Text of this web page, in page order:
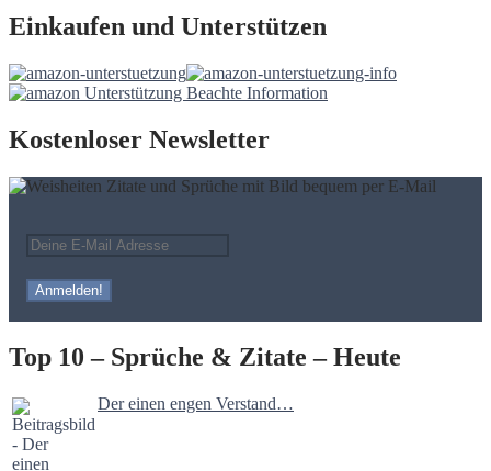
Einkaufen und Unterstützen
Kostenloser Newsletter
Top 10 – Sprüche & Zitate – Heute
Der einen engen Verstand…